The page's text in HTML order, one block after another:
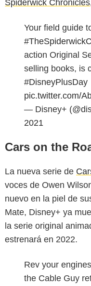
Spiderwick Chronicles
Your field guide
action Original
selling books, is
#DisneyPlusDay
pic.twitter.com/
— Disney+
2021
Cars on the
La nueva serie de
voces de Owen
nuevo en la piel de
Mate, Disney+ ya
la serie original
estrenará en 2022.
Rev your
the Cable Guy